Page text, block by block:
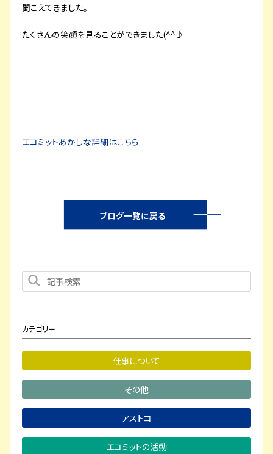
聞こえてきました。
たくさんの笑顔を見ることができました(^^♪
エコミットあかしな詳細はこちら
ブログ一覧に戻る
カテゴリー
仕事について
その他
アストコ
エコミットの活動